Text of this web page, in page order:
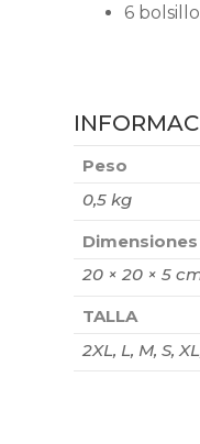
6
Peso
0,5 kg
Dimensiones
20 × 20 × 5
TALLA
2XL, L, M, S,